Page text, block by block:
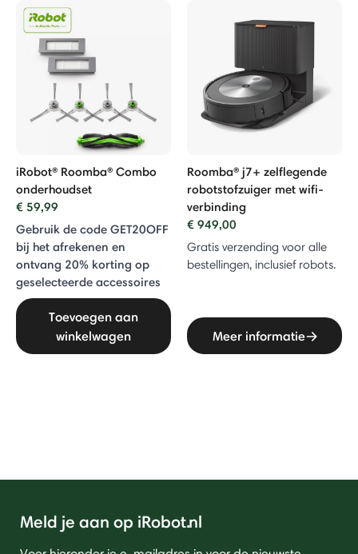
iRobot® Roomba® Combo
onderhoudset
€ 59,99
Gebruik de code GET20OFF
bij het afrekenen en
ontvang 20% ​​korting op
geselecteerde accessoires
Toevoegen aan
winkelwagen
Roomba® j7+ zelflegende
robotstofzuiger met wifi-
verbinding
€ 949,00
Gratis verzending voor alle
bestellingen, inclusief robots.
Meer informatie
Meld je aan op iRobot.nl